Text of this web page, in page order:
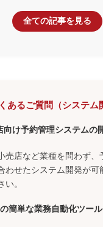
全ての記事を見る
あるご質問（システム
向け予約管理システムの
売店など業種を問わず、
わせたシステム開発が可
い。
簡単な業務自動化ツー